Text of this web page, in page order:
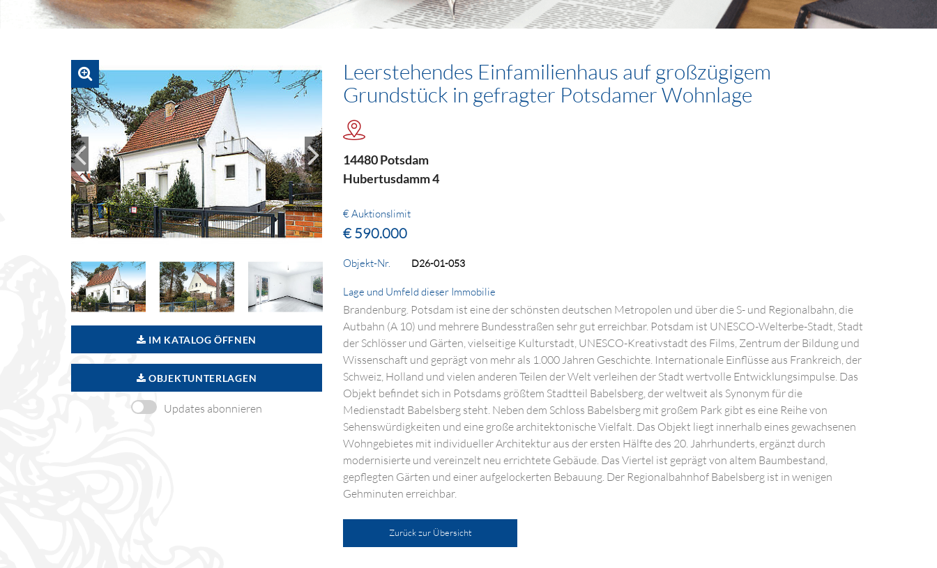
IM KATALOG ÖFFNEN
OBJEKTUNTERLAGEN
Updates abonnieren
Leerstehendes Einfamilienhaus auf großzügigem
Grundstück in gefragter Potsdamer Wohnlage
14480 Potsdam
Hubertusdamm 4
€ Auktionslimit
€ 590.000
Objekt-Nr. D26-01-053
Lage und Umfeld dieser Immobilie
Brandenburg. Potsdam ist eine der schönsten deutschen Metropolen und über die S- und Regionalbahn, die
Autbahn (A 10) und mehrere Bundesstraßen sehr gut erreichbar. Potsdam ist UNESCO-Welterbe-Stadt, Stadt
der Schlösser und Gärten, vielseitige Kulturstadt, UNESCO-Kreativstadt des Films, Zentrum der Bildung und
Wissenschaft und geprägt von mehr als 1.000 Jahren Geschichte. Internationale Einflüsse aus Frankreich, der
Schweiz, Holland und vielen anderen Teilen der Welt verleihen der Stadt wertvolle Entwicklungsimpulse. Das
Objekt befindet sich in Potsdams größtem Stadtteil Babelsberg, der weltweit als Synonym für die
Medienstadt Babelsberg steht. Neben dem Schloss Babelsberg mit großem Park gibt es eine Reihe von
Sehenswürdigkeiten und eine große architektonische Vielfalt. Das Objekt liegt innerhalb eines gewachsenen
Wohngebietes mit individueller Architektur aus der ersten Hälfte des 20. Jahrhunderts, ergänzt durch
modernisierte und vereinzelt neu errichtete Gebäude. Das Viertel ist geprägt von altem Baumbestand,
gepflegten Gärten und einer aufgelockerten Bebauung. Der Regionalbahnhof Babelsberg ist in wenigen
Gehminuten erreichbar.
Zurück zur Übersicht